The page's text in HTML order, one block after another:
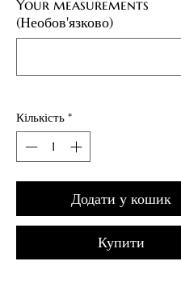
Your measurements
(Необов'язково)
Кількість *
Додати у кошик
Купити